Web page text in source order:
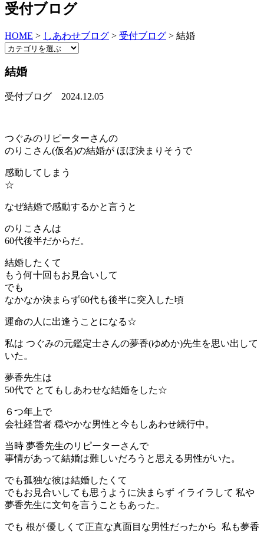
受付ブログ
HOME > しあわせブログ > 受付ブログ > 結婚
結婚
受付ブログ 2024.12.05
つぐみのリピーターさんの
のりこさん(仮名)の結婚が ほぼ決まりそうで
感動してしまう
☆
なぜ結婚で感動するかと言うと
のりこさんは
60代後半だからだ。
結婚したくて
もう何十回もお見合いして
でも
なかなか決まらず60代も後半に突入した頃
運命の人に出逢うことになる☆
私は つぐみの元鑑定士さんの夢香(ゆめか)先生を思い出して
いた。
夢香先生は
50代で とてもしあわせな結婚をした☆
６つ年上で
会社経営者 穏やかな男性と今もしあわせ続行中。
当時 夢香先生のリピーターさんで
事情があって結婚は難しいだろうと思える男性がいた。
でも孤独な彼は結婚したくて
でもお見合いしても思うように決まらず イライラして 私や
夢香先生に文句を言うこともあった。
でも 根が 優しくて正直な真面目な男性だったから 私も夢香